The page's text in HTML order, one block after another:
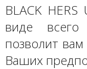
BLACK
виде
позволит
Ваших